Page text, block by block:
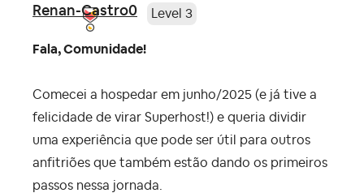
Renan-Castro0 Level 3
Fala, Comunidade!
Comecei a hospedar em junho/2025 (e já tive a
felicidade de virar Superhost!) e queria dividir
uma experiência que pode ser útil para outros
anfitriões que também estão dando os primeiros
passos nessa jornada.